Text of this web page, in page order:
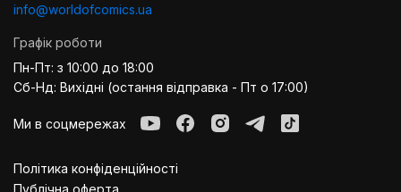
info@worldofcomics.ua
Графік роботи
Пн-Пт: з 10:00 до 18:00
Сб-Нд: Вихідні (остання відправка - Пт о 17:00)
Ми в соцмережах
Політика конфіденційності
Публiчна оферта